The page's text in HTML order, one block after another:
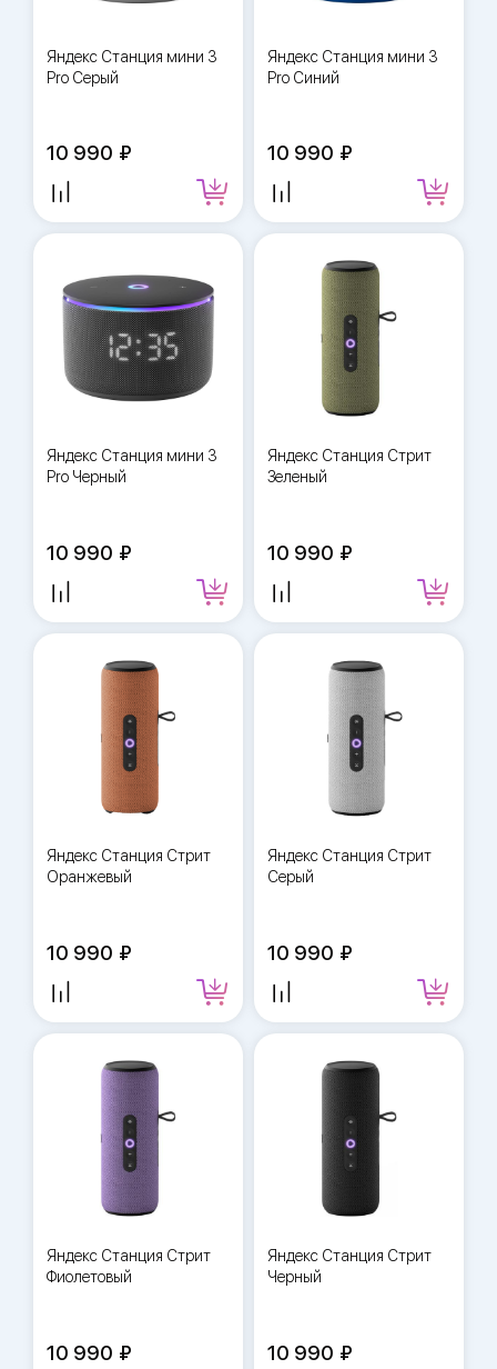
Яндекс Станция мини 3
Pro Серый
10 990
Яндекс Станция мини 3
Pro Синий
10 990
Яндекс Станция мини 3
Pro Черный
10 990
Яндекс Станция Стрит
Зеленый
10 990
Яндекс Станция Стрит
Оранжевый
10 990
Яндекс Станция Стрит
Серый
10 990
Яндекс Станция Стрит
Фиолетовый
10 990
Яндекс Станция Стрит
Черный
10 990